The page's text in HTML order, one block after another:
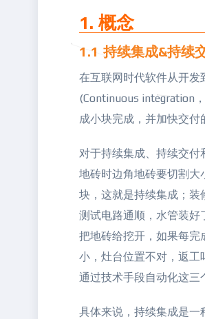
1. 概念
1.1 持续集成&持续
在互联网时代软件从开
(Continuous integration
成小块完成，并加快交付
对于持续集成、持续交
地砖时边角地砖要切割大
块，这就是持续集成；
测试电路通顺，水管装
把地砖给挖开，如果每完
小，灶台位置不对，返工
通过技术手段自动化这三
具体来说，持续集成是